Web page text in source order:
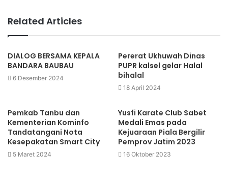
Related Articles
DIALOG BERSAMA KEPALA
BANDARA BAUBAU
6 Desember 2024
Pererat Ukhuwah Dinas
PUPR kalsel gelar Halal
bihalal
18 April 2024
Pemkab Tanbu dan
Kementerian Kominfo
Tandatangani Nota
Kesepakatan Smart City
5 Maret 2024
Yusfi Karate Club Sabet
Medali Emas pada
Kejuaraan Piala Bergilir
Pemprov Jatim 2023
16 Oktober 2023